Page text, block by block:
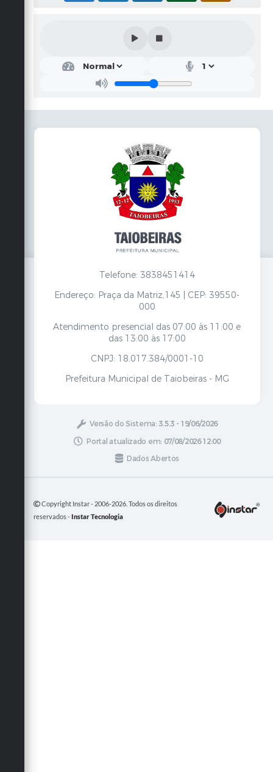
Telefone: 3838451414
Endereço: Praça da Matriz,145 | CEP: 39550-
000
Atendimento presencial das 07:00 às 11:00 e
das 13:00 às 17:00
CNPJ: 18.017.384/0001-10
Prefeitura Municipal de Taiobeiras - MG
Versão do Sistema: 3.5.3 - 19/06/2026
Portal atualizado em: 07/08/2026 12:00
Dados Abertos
Copyright Instar - 2006-2026. Todos os direitos
reservados -Instar Tecnologia